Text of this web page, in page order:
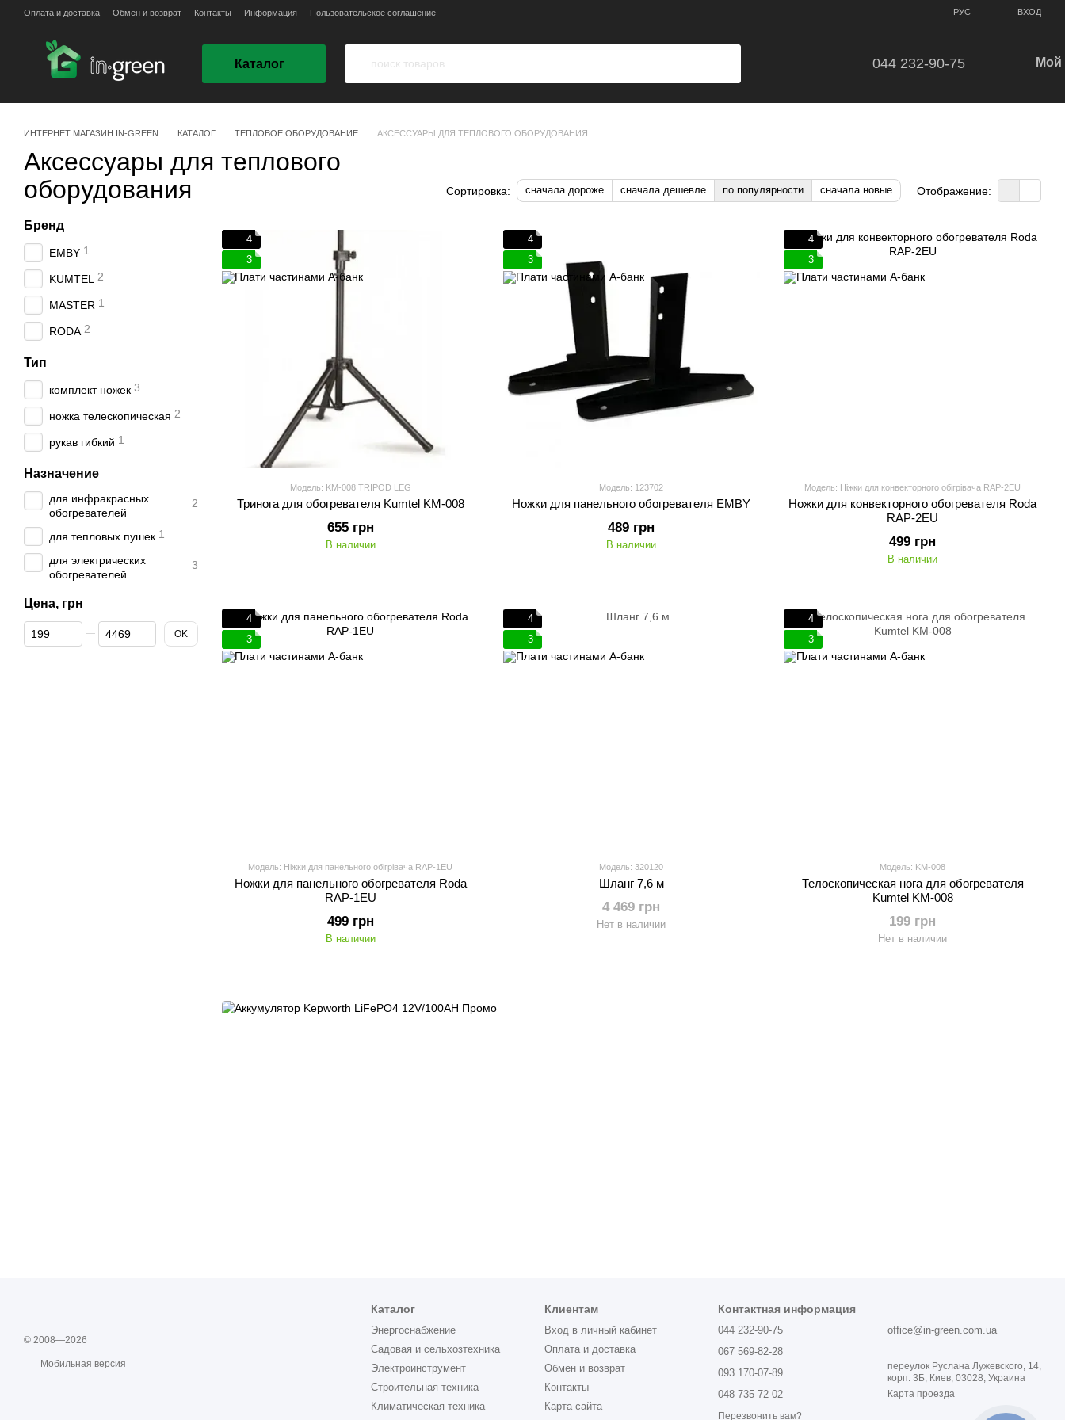
Перейти к основному контенту
Оплата и доставка Обмен и возврат Контакты Информация Пользовательское соглашение РУС ВХОД
Каталог 044 232-90-75 Мой
ИНТЕРНЕТ МАГАЗИН IN-GREEN КАТАЛОГ ТЕПЛОВОЕ ОБОРУДОВАНИЕ АКСЕССУАРЫ ДЛЯ ТЕПЛОВОГО ОБОРУДОВАНИЯ
Аксессуары для теплового
оборудования
Сортировка: сначала дороже сначала дешевле по популярности сначала новые Отображение:
4
3
Модель: KM-008 TRIPOD LEG
Тринога для обогревателя Kumtel KM-008
655 грн
В наличии
4
3
Модель: 123702
Ножки для панельного обогревателя EMBY
489 грн
В наличии
4
3
Модель: Ніжки для конвекторного обігрівача RAP-2EU
Ножки для конвекторного обогревателя Roda
RAP-2EU
499 грн
В наличии
4
3
Модель: Ніжки для панельного обігрівача RAP-1EU
Ножки для панельного обогревателя Roda
RAP-1EU
499 грн
В наличии
4
3
Модель: 320120
Шланг 7,6 м
4 469 грн
Нет в наличии
4
3
Модель: KM-008
Телоскопическая нога для обогревателя
Kumtel KM-008
199 грн
Нет в наличии
Бренд
EMBY 1
KUMTEL 2
MASTER 1
RODA 2
Тип
комплект ножек 3
ножка телескопическая 2
рукав гибкий 1
Назначение
для инфракрасных
обогревателей
2
для тепловых пушек 1
для электрических
обогревателей
3
Цена, грн
От Цена, грн
До Цена, грн OK
© 2008—2026
Мобильная версия
Каталог
Энергоснабжение
Садовая и сельхозтехника
Электроинструмент
Строительная техника
Климатическая техника
Клиентам
Вход в личный кабинет
Оплата и доставка
Обмен и возврат
Контакты
Карта сайта
Контактная информация
044 232-90-75
067 569-82-28
093 170-07-89
048 735-72-02
Перезвонить вам?
office@in-green.com.ua
переулок Руслана Лужевского, 14,
корп. 3Б, Киев, 03028, Украина
Карта проезда